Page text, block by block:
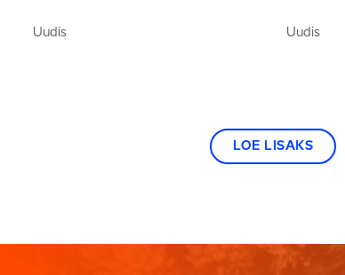
Uudis Uudis
LOE LISAKS